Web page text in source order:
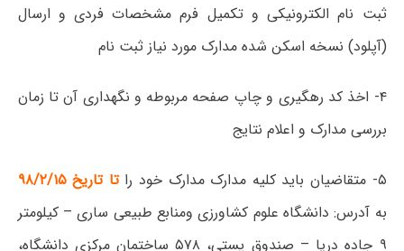
ثبت نام الکترونیکی و تکمیل فرم مشخصات فردی و ارسال
(آپلود) نسخه اسکن شده مدارک مورد نیاز ثبت نام
۴- اخذ کد رهگیری و چاپ صفحه مربوطه و نگهداری آن تا زمان
بررسی مدارک و اعلام نتایج
۵- متقاضیان باید کلیه مدارک مدارک خود را
تا تاریخ ۹۸/۲/۱۵
به آدرس: دانشگاه علوم کشاورزی ومنابع طبیعی ساری – کیلومتر
۹ جاده دریا – صندوق پستی، ۵۷۸ ساختمان مرکزی دانشگاه،